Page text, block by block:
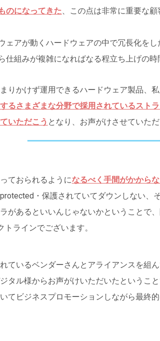
のになってきた 、この点は非常に重要な
アが動くハードウェアの中で冗長化を
仕組みが複雑になればなる程立ち上げの
りかけず運用できるハードウェア製品、
るさまざまな分野で採用されているスト
いただこう となり、お声がけさせていた
ておられるようになるべく手間がかから
・保護されていてダウンしない、
があるといいんじゃないかということで
トラインでございます。
ているベンダーさんとアライアンスを組
タル様からお声がけいただいたというこ
てビジネスプロモーションしながら最終